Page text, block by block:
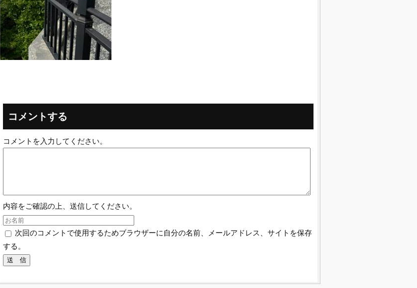
コメントする
コメントを入力してください。
内容をご確認の上、送信してください。
次回のコメントで使用するためブラウザーに自分の名前、メールアドレス、サイトを保存
する。